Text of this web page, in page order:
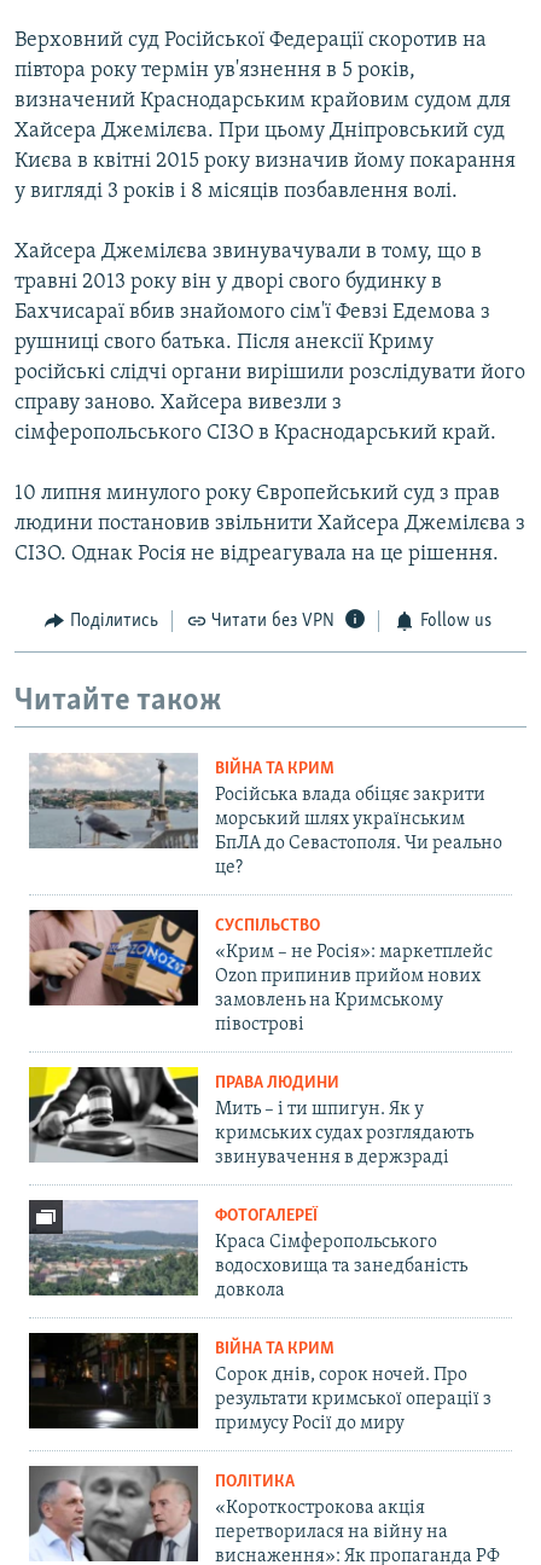
Верховний суд Російської Федерації скоротив на
півтора року термін ув'язнення в 5 років,
визначений Краснодарським крайовим судом для
Хайсера Джемілєва. При цьому Дніпровський суд
Києва в квітні 2015 року визначив йому покарання
у вигляді 3 років і 8 місяців позбавлення волі.
Хайсера Джемілєва звинувачували в тому, що в
травні 2013 року він у дворі свого будинку в
Бахчисараї вбив знайомого сім'ї Февзі Едемова з
рушниці свого батька. Після анексії Криму
російські слідчі органи вирішили розслідувати його
справу заново. Хайсера вивезли з
сімферопольського СІЗО в Краснодарський край.
10 липня минулого року Європейський суд з прав
людини постановив звільнити Хайсера Джемілєва з
СІЗО. Однак Росія не відреагувала на це рішення.
Поділитись Читати без VPN Follow us
Читайте також
ВІЙНА ТА КРИМ
Російська влада обіцяє закрити
морський шлях українським
БпЛА до Севастополя. Чи реально
це?
СУСПІЛЬСТВО
«Крим – не Росія»: маркетплейс
Ozon припинив прийом нових
замовлень на Кримському
півострові
ПРАВА ЛЮДИНИ
Мить – і ти шпигун. Як у
кримських судах розглядають
звинувачення в держзраді
ФОТОГАЛЕРЕЇ
Краса Сімферопольського
водосховища та занедбаність
довкола
ВІЙНА ТА КРИМ
Сорок днів, сорок ночей. Про
результати кримської операції з
примусу Росії до миру
ПОЛІТИКА
«Короткострокова акція
перетворилася на війну на
виснаження»: Як пропаганда РФ